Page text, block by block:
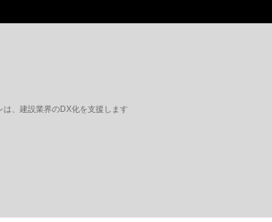
は、建設業界のDX化を支援します